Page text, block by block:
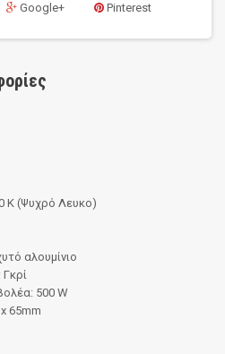
Google+ Pinterest
K (Ψυχρό Λευκο)
αλουμίνιο
500 W
65mm